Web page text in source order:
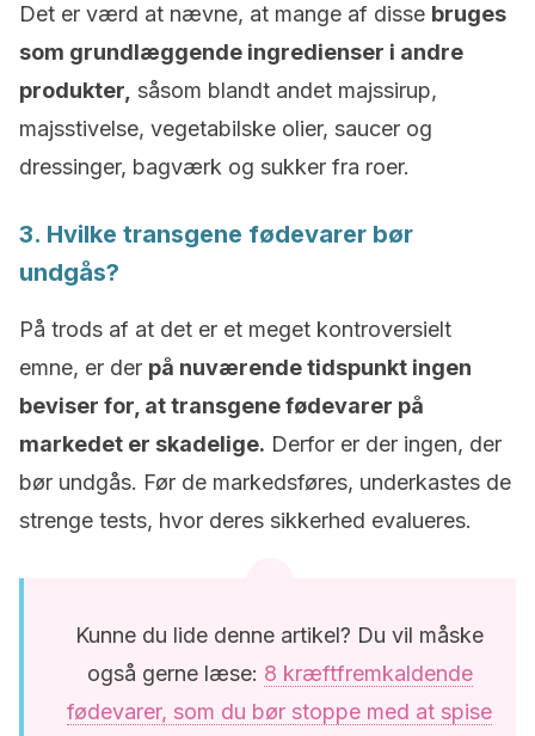
Det er værd at nævne, at mange af disse bruges
som grundlæggende ingredienser i andre
produkter, såsom blandt andet majssirup,
majsstivelse, vegetabilske olier, saucer og
dressinger, bagværk og sukker fra roer.
3. Hvilke transgene fødevarer bør
undgås?
På trods af at det er et meget kontroversielt
emne, er der på nuværende tidspunkt ingen
beviser for, at transgene fødevarer på
markedet er skadelige. Derfor er der ingen, der
bør undgås. Før de markedsføres, underkastes de
strenge tests, hvor deres sikkerhed evalueres.
Kunne du lide denne artikel? Du vil måske
også gerne læse: 8 kræftfremkaldende
fødevarer, som du bør stoppe med at spise